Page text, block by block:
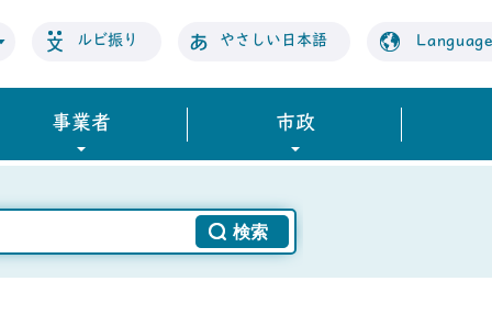
ルビ振り やさしい日本語 Language
事業者 市政